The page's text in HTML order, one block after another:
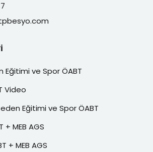
Eğitimi ve Spor ÖABT
Video
Eğitimi ve Spor ÖABT
+ MEB AGS
+ MEB AGS